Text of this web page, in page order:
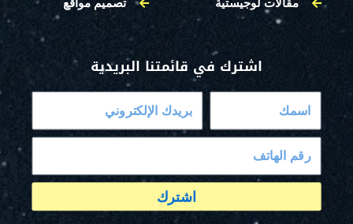
مقالات لوجيستية تصميم مواقع
اشترك في قائمتنا البريدية
اشترك